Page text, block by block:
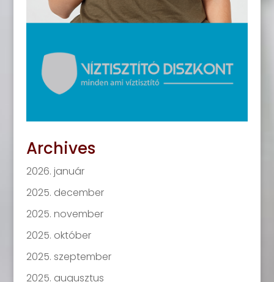
Archives
2026. január
2025. december
2025. november
2025. október
2025. szeptember
2025. augusztus